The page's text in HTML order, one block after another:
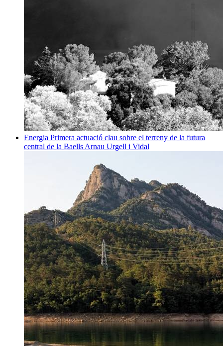
Energia Primera actuació clau sobre el terreny de la futura
central de la Baells Arnau Urgell i Vidal